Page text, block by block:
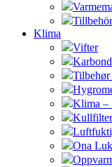
Klima
Vifter
Klima –
Kullfilter
Ona